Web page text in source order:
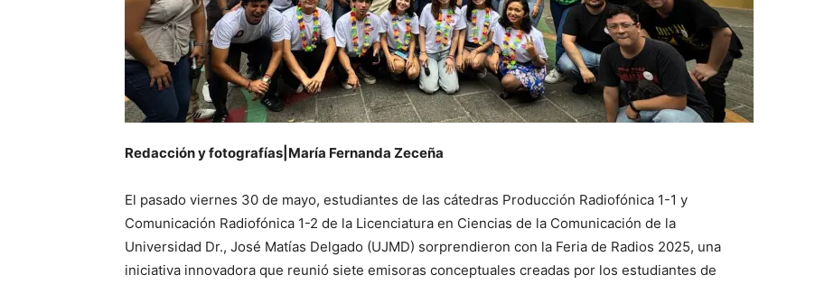
Redacción y fotografías|María Fernanda Zeceña
El pasado viernes 30 de mayo, estudiantes de las cátedras Producción Radiofónica 1-1 y
Comunicación Radiofónica 1-2 de la Licenciatura en Ciencias de la Comunicación de la
Universidad Dr., José Matías Delgado (UJMD) sorprendieron con la Feria de Radios 2025, una
iniciativa innovadora que reunió siete emisoras conceptuales creadas por los estudiantes de